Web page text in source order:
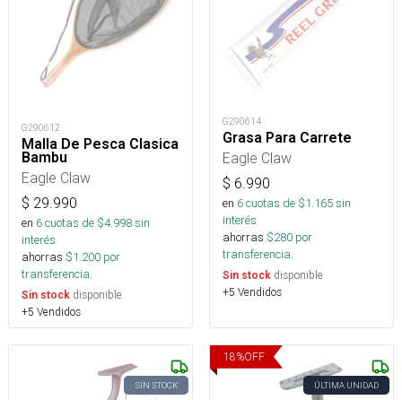
G290612
Malla De Pesca Clasica
Bambu
Eagle Claw
$ 29.990
en 6cuotas de $4.998sin
interés
ahorras $1.200 por
transferencia.
Sin stock disponible
+5 Vendidos
G290614
Grasa Para Carrete
Eagle Claw
$ 6.990
en 6cuotas de $1.165sin
interés
ahorras $280 por
transferencia.
Sin stock disponible
+5 Vendidos
SIN STOCK
18%OFF
ÚLTIMA UNIDAD